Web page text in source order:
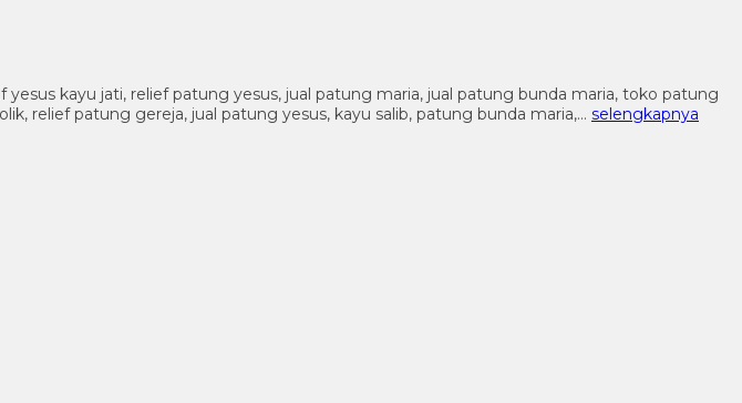
kayu jati, relief patung yesus, jual patung maria, jual patung bunda maria, toko patung
relief patung gereja, jual patung yesus, kayu salib, patung bunda maria,… selengkapnya